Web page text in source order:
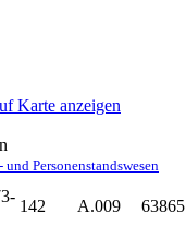
Karte anzeigen
und Personenstandswesen
142 A.009 63865